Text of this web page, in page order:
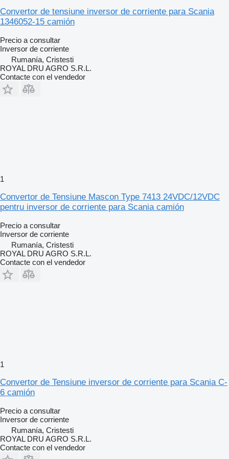
Convertor de tensiune inversor de corriente para Scania
1346052-15 camión
Precio a consultar
Inversor de corriente
Rumanía, Cristesti
ROYAL DRU AGRO S.R.L.
Contacte con el vendedor
1
Convertor de Tensiune Mascon Type 7413 24VDC/12VDC
pentru inversor de corriente para Scania camión
Precio a consultar
Inversor de corriente
Rumanía, Cristesti
ROYAL DRU AGRO S.R.L.
Contacte con el vendedor
1
Convertor de Tensiune inversor de corriente para Scania C-
6 camión
Precio a consultar
Inversor de corriente
Rumanía, Cristesti
ROYAL DRU AGRO S.R.L.
Contacte con el vendedor